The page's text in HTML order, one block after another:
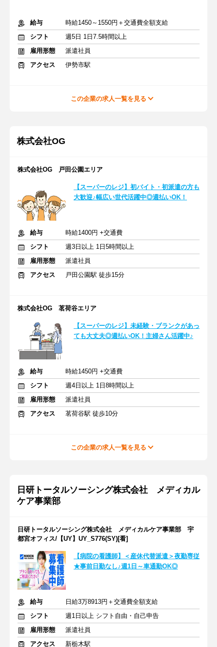
給与
時給1450～1550円＋交通費全額支給
シフト
週5日 1日7.5時間以上
雇用形態
派遣社員
アクセス
伊勢市駅
この企業の求人一覧を見る
株式会社OG
株式会社OG 戸田公園エリア
【スーパーのレジ】初バイト・初派遣の方も
大歓迎♪幅広い世代活躍中◎週払いOK！
給与
時給1400円 +交通費
シフト
週3日以上 1日5時間以上
雇用形態
派遣社員
アクセス
戸田公園駅 徒歩15分
株式会社OG 茗荷谷エリア
【スーパーのレジ】未経験・ブランクがあっ
ても大丈夫◎週払いOK！主婦さん活躍中♪
給与
時給1450円 +交通費
シフト
週4日以上 1日8時間以上
雇用形態
派遣社員
アクセス
茗荷谷駅 徒歩10分
この企業の求人一覧を見る
日研トータルソーシング株式会社 メディカル
ケア事業部
日研トータルソーシング株式会社 メディカルケア事業部 宇
都宮オフィス/【UY】UY_S776(SY)[看]
【病院の看護師】＜産休代替派遣＞夜勤専従
★事前日勤なし♪週1日～車通勤OK◎
給与
日給3万8913円＋交通費全額支給
シフト
週1日以上 シフト自由・自己申告
雇用形態
派遣社員
アクセス
新栃木駅